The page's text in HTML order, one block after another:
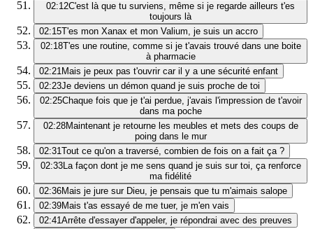
02:12C'est là que tu surviens, même si je regarde ailleurs t'es
toujours là
02:15T'es mon Xanax et mon Valium, je suis un accro
02:18T'es une routine, comme si je t'avais trouvé dans une boite
à pharmacie
02:21Mais je peux pas t'ouvrir car il y a une sécurité enfant
02:23Je deviens un démon quand je suis proche de toi
02:25Chaque fois que je t'ai perdue, j'avais l'impression de t'avoir
dans ma poche
02:28Maintenant je retourne les meubles et mets des coups de
poing dans le mur
02:31Tout ce qu'on a traversé, combien de fois on a fait ça ?
02:33La façon dont je me sens quand je suis sur toi, ça renforce
ma fidélité
02:36Mais je jure sur Dieu, je pensais que tu m'aimais salope
02:39Mais t'as essayé de me tuer, je m'en vais
02:41Arrête d'essayer d'appeler, je répondrai avec des preuves